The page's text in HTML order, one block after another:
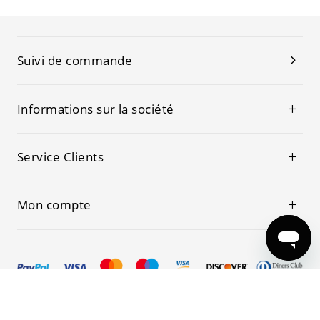
Suivi de commande
Informations sur la société
Service Clients
Mon compte